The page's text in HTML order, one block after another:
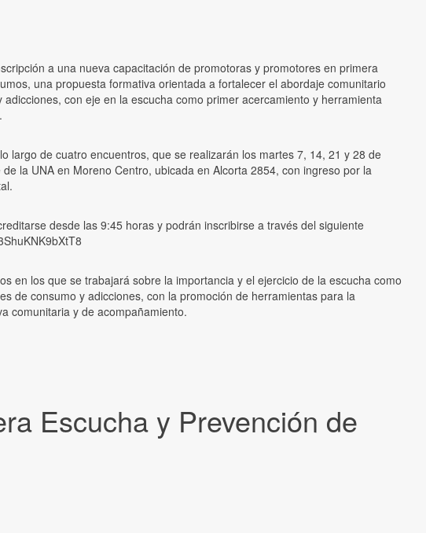
Escucha y Prevención de
a una nueva capacitación de promotoras y promotores en primera
una propuesta formativa orientada a fortalecer el abordaje comunitario
con eje en la escucha como primer acercamiento y herramienta
largo de cuatro encuentros, que se realizarán los martes 7, 14, 21 y 28 de
la UNA en Moreno Centro, ubicada en Alcorta 2854, con ingreso por la
desde las 9:45 horas y podrán inscribirse a través del siguiente
en los que se trabajará sobre la importancia y el ejercicio de la escucha como
de consumo y adicciones, con la promoción de herramientas para la
comunitaria y de acompañamiento.